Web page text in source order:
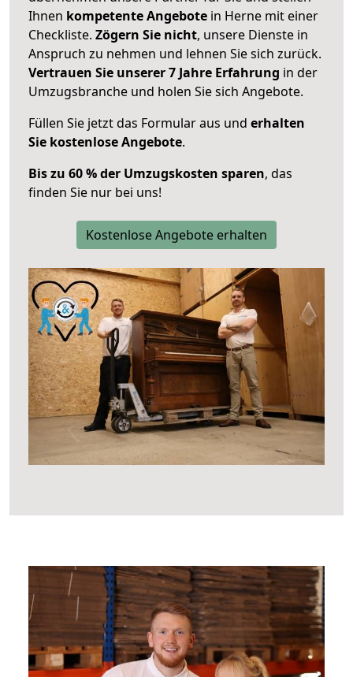
Ihnen kompetente Angebote in Herne mit einer
Checkliste. Zögern Sie nicht, unsere Dienste in
Anspruch zu nehmen und lehnen Sie sich zurück.
Vertrauen Sie unserer 7 Jahre Erfahrung in der
Umzugsbranche und holen Sie sich Angebote.
Füllen Sie jetzt das Formular aus und erhalten
Sie kostenlose Angebote.
Bis zu 60 % der Umzugskosten sparen, das
finden Sie nur bei uns!
Kostenlose Angebote erhalten